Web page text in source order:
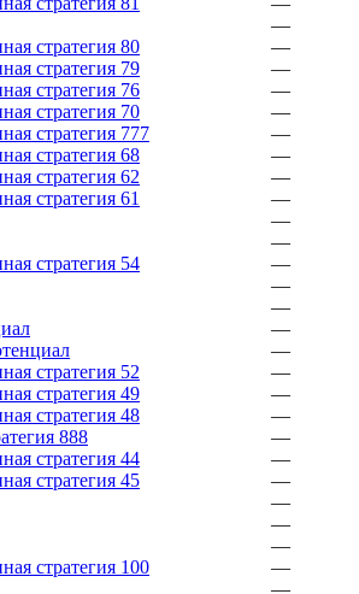
—
стратегия 80
—
стратегия 79
—
стратегия 76
—
стратегия 70
—
стратегия 777
—
стратегия 68
—
стратегия 62
—
стратегия 61
—
—
—
стратегия 54
—
—
—
—
—
стратегия 52
—
стратегия 49
—
стратегия 48
—
888
—
стратегия 44
—
стратегия 45
—
—
—
—
стратегия 100
—
—